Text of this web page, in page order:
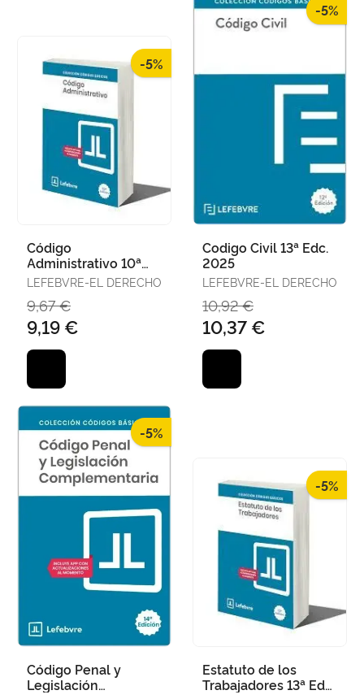
-5%
Código
Administrativo 10ª
Edc. 2025
LEFEBVRE-EL DERECHO
9,67 €
9,19 €
-5%
Codigo Civil 13ª Edc.
2025
LEFEBVRE-EL DERECHO
10,92 €
10,37 €
-5%
Código Penal y
Legislación
-5%
Estatuto de los
Trabajadores 13ª Edc.